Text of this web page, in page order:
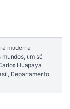
moderna
mundos, um só
Huapaya
Departamento